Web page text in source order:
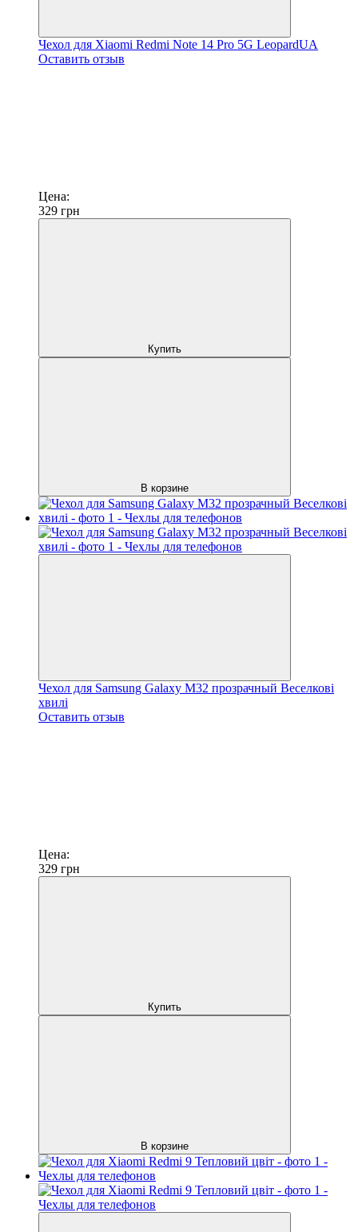
Чехол для Xiaomi Redmi Note 14 Pro 5G LeopardUA
Оставить отзыв
Цена:
329 грн
Купить
В корзине
Чехол для Samsung Galaxy M32 прозрачный Веселкові
хвилі
Оставить отзыв
Цена:
329 грн
Купить
В корзине